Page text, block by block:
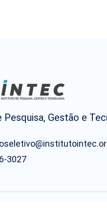
Gestão e
3027